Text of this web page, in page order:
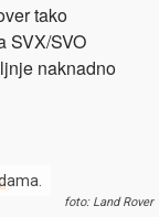
tako
SVX/SVO
naknadno
foto: Land Rover